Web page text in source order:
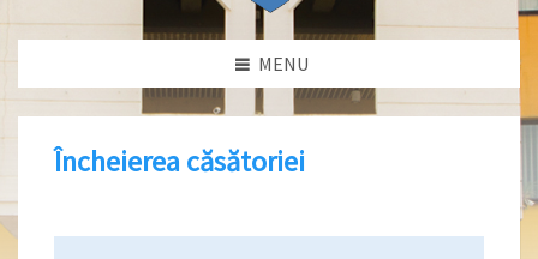
MENU
Încheierea căsătoriei